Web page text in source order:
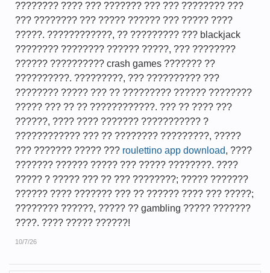
???????? ???? ??? ??????? ??? ??? ???????? ???
??? ???????? ??? ????? ?????? ??? ????? ????
?????. ????????????, ?? ????????? ??? blackjack
???????? ???????? ?????? ?????, ??? ????????
?????? ?????????? crash games ??????? ??
??????????. ?????????, ??? ?????????? ???
???????? ????? ??? ?? ????????? ?????? ????????
????? ??? ?? ?? ????????????. ??? ?? ???? ???
??????, ???? ???? ??????? ??????????? ?
???????????? ??? ?? ???????? ?????????, ?????
??? ??????? ????? ??? roulettino app download, ????
??????? ?????? ????? ??? ????? ????????. ????
????? ? ????? ??? ?? ??? ????????; ????? ???????
?????? ???? ??????? ??? ?? ?????? ???? ??? ?????;
???????? ??????, ????? ?? gambling ????? ???????
????. ???? ????? ??????!
10/7/26